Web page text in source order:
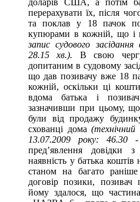
перерахувати їх, після
та поклав у 18 пачок
купюрами в кожній, що і
запис судового
28.15 хв.). В свою
допитаним в судовому
що дав позивачу вже 18
кожній, оскільки ці
вдома батька і
зазначивши при цьому,
були від продажу
схованці дома(технічний
13.07.2009 року: 46.30
пред’явлення довідки
наявність у батька
станом на багато
договір позики,
йому здалося, що